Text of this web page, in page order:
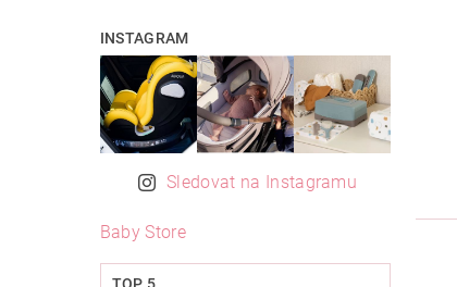
INSTAGRAM
Sledovat na Instagramu
Baby Store
TOP 5